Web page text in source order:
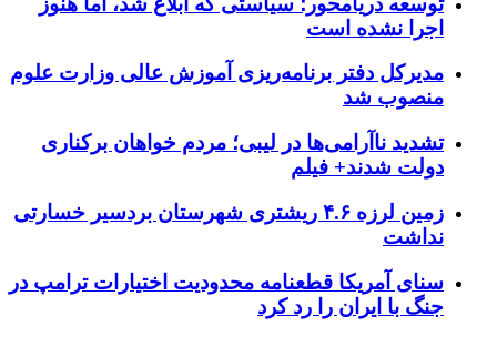
اجرا نشده است
مدیرکل دفتر برنامه‌ریزی آموزش عالی وزارت علوم
منصوب شد
تشدید ناآرامی‌ها در لیبی؛ مردم خواهان برکناری
دولت شدند+ فیلم
زمین لرزه ۴.۶ ریشتری شهرستان بردسیر خسارتی
نداشت
سنای آمریکا قطعنامه محدودیت اختیارات ترامپ در
جنگ با ایران را رد کرد